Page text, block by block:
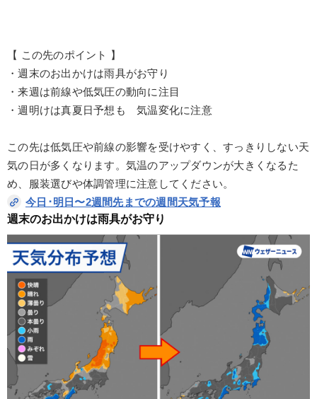
【 この先のポイント 】
・週末のお出かけは雨具がお守り
・来週は前線や低気圧の動向に注目
・週明けは真夏日予想も 気温変化に注意
この先は低気圧や前線の影響を受けやすく、すっきりしない天
気の日が多くなります。気温のアップダウンが大きくなるた
め、服装選びや体調管理に注意してください。
今日･明日〜2週間先までの週間天気予報
週末のお出かけは雨具がお守り